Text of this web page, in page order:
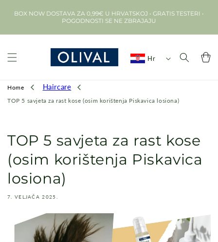
sadržajBOX NOW DOSTAVA ZA 0,99€ U HRVATSKOJ • GRATIS TESTERI •
POGODNOSTI SE NE ZBRAJAJU
Hr Košarica
Home Haircare
TOP 5 savjeta za rast kose (osim korištenja Piskavica losiona)
TOP 5 savjeta za rast kose
(osim korištenja Piskavica
losiona)
7. VELJAČA 2025.